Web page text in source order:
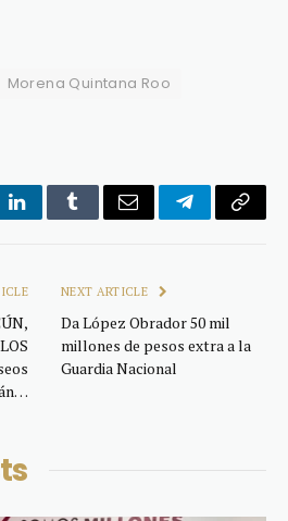
Morena Quintana Roo
LinkedInTumblrEmail TelegramCopy
NEXT ARTICLE
Da López Obrador 50 mil
millones de pesos extra a la
Guardia Nacional